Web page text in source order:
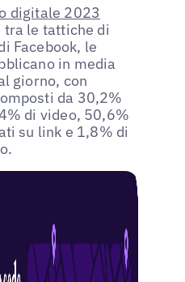
digitale 2023
tra le tattiche di
Facebook, le
in media
giorno, con
da 30,2%
di video, 50,6%
su link e 1,8% di